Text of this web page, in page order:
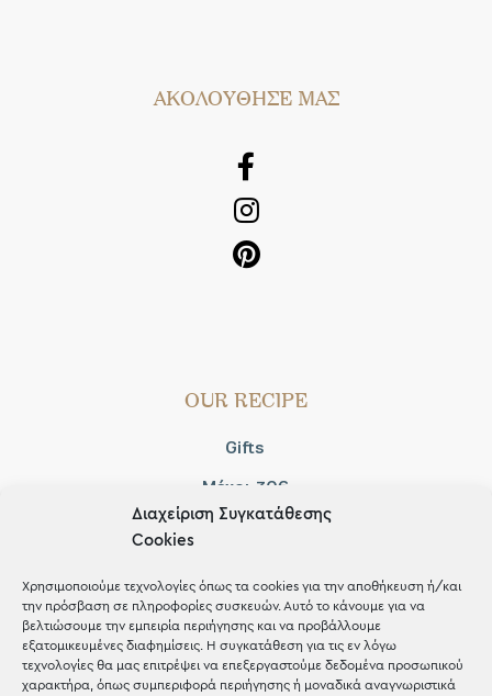
Διαχείριση Συγκατάθεσης
Cookies
Χρησιμοποιούμε τεχνολογίες όπως τα cookies για την αποθήκευση ή/και
την πρόσβαση σε πληροφορίες συσκευών. Αυτό το κάνουμε για να
βελτιώσουμε την εμπειρία περιήγησης και να προβάλλουμε
εξατομικευμένες διαφημίσεις. Η συγκατάθεση για τις εν λόγω
τεχνολογίες θα μας επιτρέψει να επεξεργαστούμε δεδομένα προσωπικού
χαρακτήρα, όπως συμπεριφορά περιήγησης ή μοναδικά αναγνωριστικά
AΚΟΛΟΥΘΗΣΕ ΜΑΣ
OUR RECIPE
Gifts
Μέχρι 30€
Blog